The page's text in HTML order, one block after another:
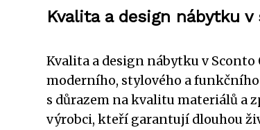
Kvalita a design nábytku
Kvalita a design nábytku v Sconto
moderního, stylového a
s důrazem na kvalitu materiálů a
výrobci, kteří garantují dlouhou